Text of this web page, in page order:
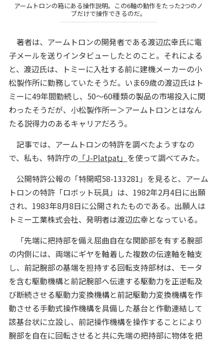
アームトロンの箱にある操作説明。この6軸の動作をたった2つのノ
ブだけで操作できるのだ。
著者は、アームトロンの開発者である渡辺広幸氏に電
子メールを送りインタビューしたとのこと。それによる
と、渡辺氏は、トミーに入社する前に建機メーカーの小
松製作所に勤務していたそうだ。いま69歳の渡辺氏はト
ミーに49年間勤続し、50〜60種類の製品の市場投入に関
わったそうだが、小松製作所ー＞アームトロンとはなん
たる説得力のあるキャリアだろう。
記事では、アームトロンの特許を調べたようすなの
で、私も、特許庁の 「J-Platpat」 を使って調べてみた。
公開特許公報の「特開昭58-133281」を見ると、アーム
トロンの特許「ロボット玩具」は、1982年2月4日に出願
され、1983年8月8日に公開されたものである。出願人は
トミー工業株式会社、発明者は渡辺広幸となっている。
「先端に把持部を備え屈曲自在な関節部を有する腕部
の内側には、両端にギヤを軸着した複数の伝達軸を軸支
し、前記腕部の基端を担持する回転支持部材は、モータ
を含む駆動機構と前記腕部へ伝達する駆動力を正逆転及
び断続させる駆動力変換機構と前記駆動力変換機構を作
動させる手動式操作機構を具備した基台と作動連結して
該基台状に立設し、前記操作機構を操作することにより
腕部を自在に回転させると共に先端の把持部に物体を把